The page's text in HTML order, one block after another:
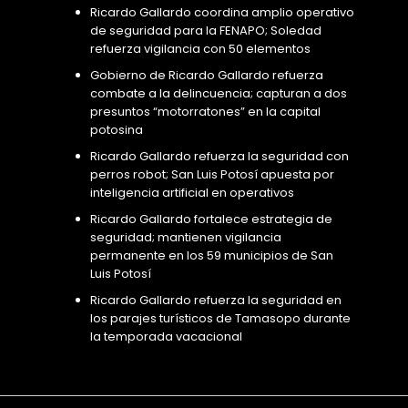
Ricardo Gallardo coordina amplio operativo
de seguridad para la FENAPO; Soledad
refuerza vigilancia con 50 elementos
Gobierno de Ricardo Gallardo refuerza
combate a la delincuencia; capturan a dos
presuntos “motorratones” en la capital
potosina
Ricardo Gallardo refuerza la seguridad con
perros robot; San Luis Potosí apuesta por
inteligencia artificial en operativos
Ricardo Gallardo fortalece estrategia de
seguridad; mantienen vigilancia
permanente en los 59 municipios de San
Luis Potosí
Ricardo Gallardo refuerza la seguridad en
los parajes turísticos de Tamasopo durante
la temporada vacacional